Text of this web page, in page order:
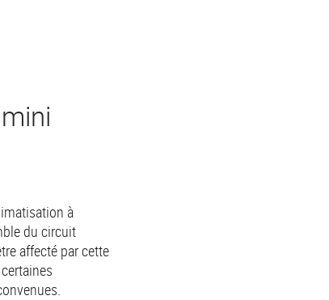
à
du circuit
affecté par cette